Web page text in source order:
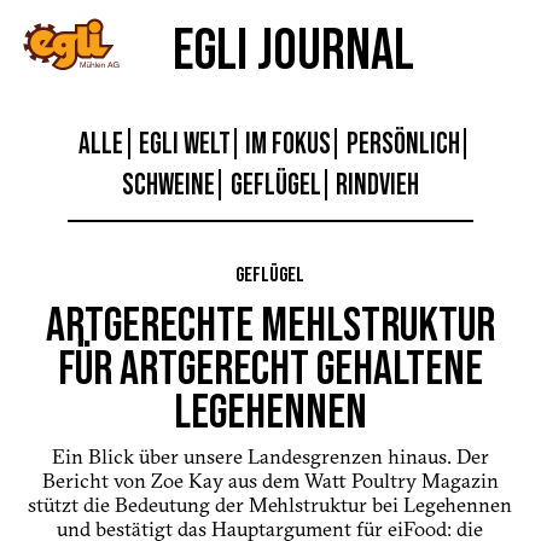
EGLI JOURNAL
ALLE EGLI WELT IM FOKUS
PERSÖNLICH
SCHWEINE GEFLÜGEL RINDVIEH
GEFLÜGEL
ARTGERECHTE MEHLSTRUKTUR
FÜR ARTGERECHT GEHALTENE
LEGEHENNEN
Ein Blick über unsere Landesgrenzen hinaus. Der
Bericht von Zoe Kay aus dem Watt Poultry Magazin
stützt die Bedeutung der Mehlstruktur bei Legehennen
und bestätigt das Hauptargument für eiFood: die